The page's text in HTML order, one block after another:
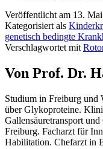
Veröffentlicht am 13.
Kategorisiert als
genetisch bedingte
Verschlagwortet mit
Von Prof. Dr.
Studium in Freiburg und
über Glykoproteine.
Gallensäuretransport
Freiburg. Facharzt für
Habilitation. Chefarzt in